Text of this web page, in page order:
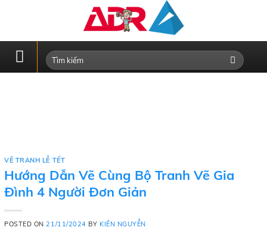
VẼ TRANH LỄ TẾT
Hướng Dẫn Vẽ Cùng Bộ Tranh Vẽ Gia
Đình 4 Người Đơn Giản
POSTED ON21/11/2024 BY KIÊN NGUYỄN